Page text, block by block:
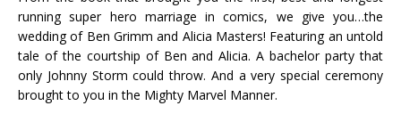
running super hero marriage in comics, we give you…the
wedding of Ben Grimm and Alicia Masters! Featuring an untold
tale of the courtship of Ben and Alicia. A bachelor party that
only Johnny Storm could throw. And a very special ceremony
brought to you in the Mighty Marvel Manner.